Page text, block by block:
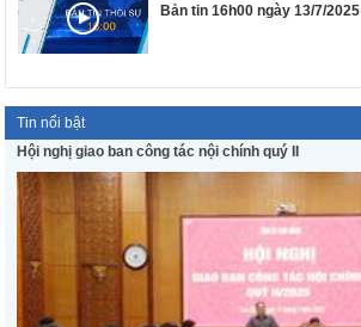
Bản tin 16h00 ngày 13/7/2025
Tin nổi bật
Hội nghị giao ban công tác nội chính quý II